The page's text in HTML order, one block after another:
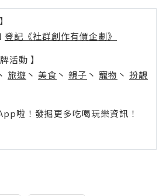
登記《社群創作有價企劃》
活動 】
旅遊 丶 美食 丶 親子 丶 寵物 丶 扮靚
啦！發掘更多吃喝玩樂資訊！